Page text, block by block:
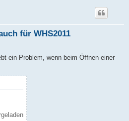
für WHS2011
ein Problem, wenn beim Öffnen einer